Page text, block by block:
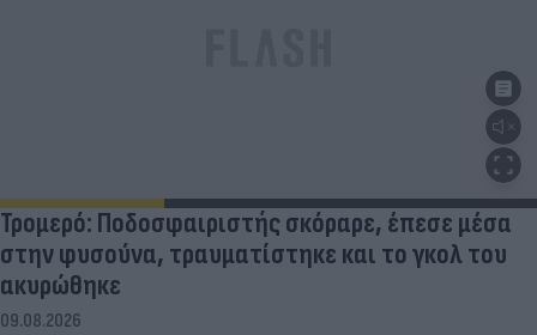
Τρομερό: Ποδοσφαιριστής σκόραρε, έπεσε μέσα
στην φυσούνα, τραυματίστηκε και το γκολ του
ακυρώθηκε
09.08.2026